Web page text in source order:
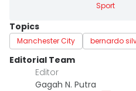
Sport
Topics
Manchester City bernardo
Editorial Team
Editor
Gagah N. Putra